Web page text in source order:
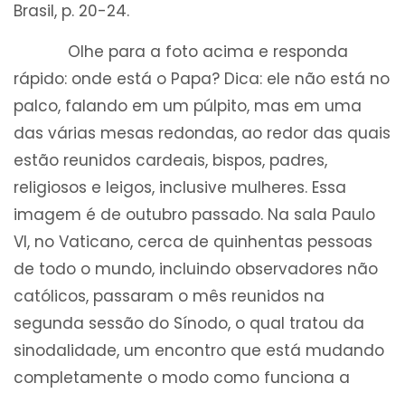
Brasil, p. 20-24.
Olhe para a foto acima e responda
rápido: onde está o Papa? Dica: ele não está no
palco, falando em um púlpito, mas em uma
das várias mesas redondas, ao redor das quais
estão reunidos cardeais, bispos, padres,
religiosos e leigos, inclusive mulheres. Essa
imagem é de outubro passado. Na sala Paulo
VI, no Vaticano, cerca de quinhentas pessoas
de todo o mundo, incluindo observadores não
católicos, passaram o mês reunidos na
segunda sessão do Sínodo, o qual tratou da
sinodalidade, um encontro que está mudando
completamente o modo como funciona a